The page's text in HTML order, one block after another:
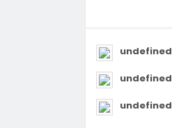
undefined
undefined
undefined